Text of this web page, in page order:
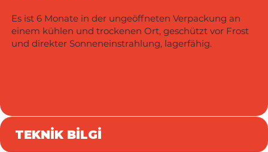
Es ist 6 Monate in der ungeöffneten Verpackung an
einem kühlen und trockenen Ort, geschützt vor Frost
und direkter Sonneneinstrahlung, lagerfähig.
TEKNİK BİLGİ